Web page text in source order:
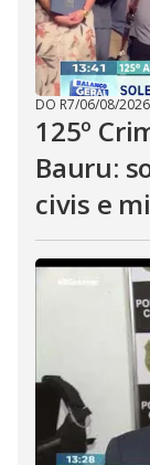
DO R7/06/08/2026
125º
Bauru:
civis e